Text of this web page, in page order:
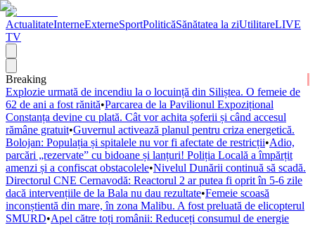
ActualitateInterneExterneSportPoliticăSănătatea la ziUtilitareLIVE
TV
Breaking
Explozie urmată de incendiu la o locuință din Siliștea. O femeie de
62 de ani a fost rănită•Parcarea de la Pavilionul Expozițional
Constanța devine cu plată. Cât vor achita șoferii și când accesul
rămâne gratuit•Guvernul activează planul pentru criza energetică.
Bolojan: Populația și spitalele nu vor fi afectate de restricții•Adio,
parcări „rezervate” cu bidoane și lanțuri! Poliția Locală a împărțit
amenzi și a confiscat obstacolele•Nivelul Dunării continuă să scadă.
Directorul CNE Cernavodă: Reactorul 2 ar putea fi oprit în 5-6 zile
dacă intervențiile de la Bala nu dau rezultate•Femeie scoasă
inconștientă din mare, în zona Malibu. A fost preluată de elicopterul
SMURD•Apel către toți românii: Reduceți consumul de energie